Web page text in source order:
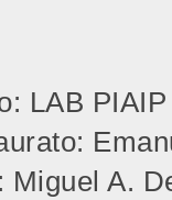
LAB PIAIP
Miguel A.